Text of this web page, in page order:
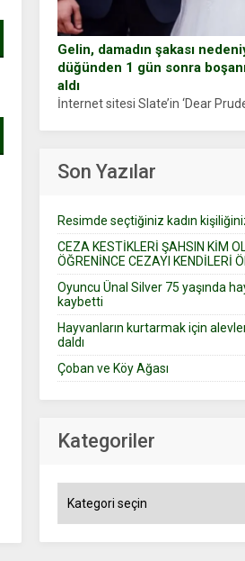
Gelin, damadın şakası
düğünden 1 gün sonra
aldı
İnternet sitesi Slate’in ‘Dear
Son Yazılar
Resimde seçtiğiniz kadın
CEZA KESTİKLERİ ŞAHSIN KİM
ÖĞRENİNCE CEZAYI KENDİLERİ
Oyuncu Ünal Silver 75 yaşında
kaybetti
Hayvanların kurtarmak için
daldı
Çoban ve Köy Ağası
Kategoriler